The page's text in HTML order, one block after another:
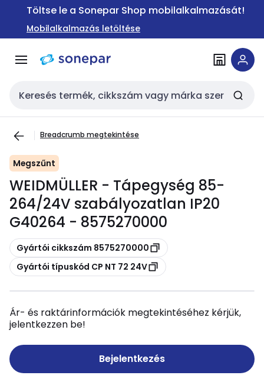
Ugrás a
Ugrás a
tartalomra
Töltse le a Sonepar Shop mobilalkalmazását!
Mobilalkalmazás letöltése
Keresési bemenet
Breadcrumb megtekintése
Megszűnt
WEIDMÜLLER - Tápegység 85-
264/24V szabályozatlan IP20
G40264 - 8575270000
Másolás
Gyártói cikkszám 8575270000
Másolás
Gyártói típuskód CP NT 72 24V
Ár- és raktárinformációk megtekintéséhez kérjük,
jelentkezzen be!
Bejelentkezés